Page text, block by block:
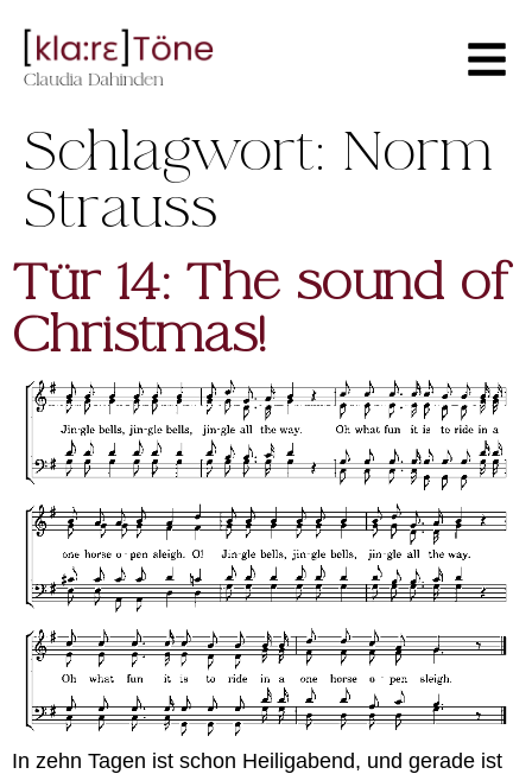
Schlagwort: Norm
Strauss
Tür 14: The sound of
Christmas!
In zehn Tagen ist schon Heiligabend, und gerade ist